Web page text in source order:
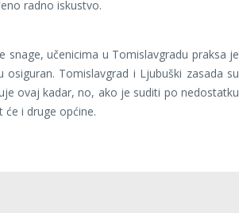
radno iskustvo.
snage, učenicima u Tomislavgradu praksa je
Tomislavgrad i Ljubuški zasada su
ovaj kadar, no, ako je suditi po nedostatku
će i druge općine.